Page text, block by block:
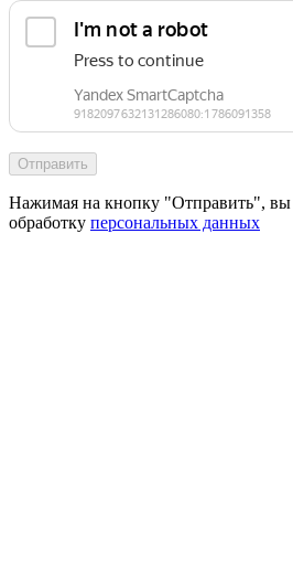
Отправить
Нажимая на кнопку "Отправить", вы
обработку персональных данных